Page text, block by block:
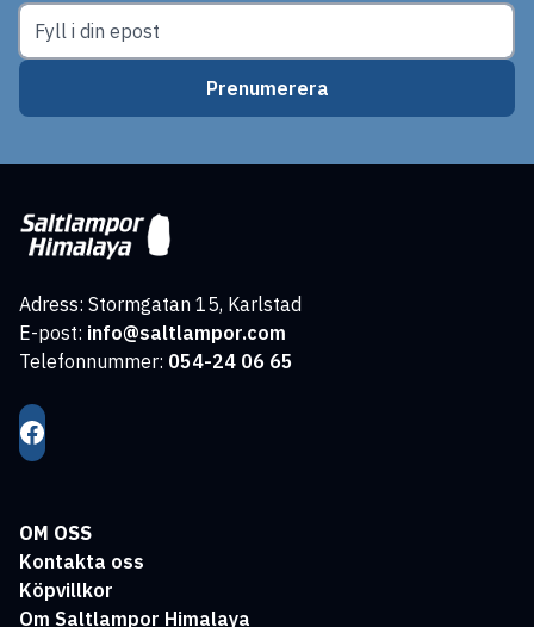
Prenumerera
Adress: Stormgatan 15, Karlstad
E-post: info@saltlampor.com
Telefonnummer: 054-24 06 65
OM OSS
Kontakta oss
Köpvillkor
Om Saltlampor Himalaya